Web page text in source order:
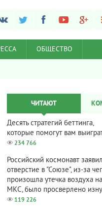
ОБЩЕСТВО
ЧИТАЮТ
Десять стратегий беттинга,
которые помогут вам
234 766
Российский космонавт
отверстие в "Союзе", из-за
произошла утечка воздуха на
МКС, было просверлено
119 226